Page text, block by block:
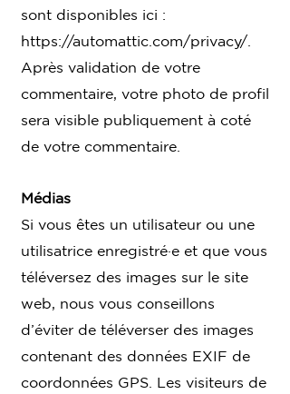
sont disponibles ici :
https://automattic.com/privacy/.
Après validation de votre
commentaire, votre photo de profil
sera visible publiquement à coté
de votre commentaire.
Médias
Si vous êtes un utilisateur ou une
utilisatrice enregistré·e et que vous
téléversez des images sur le site
web, nous vous conseillons
d’éviter de téléverser des images
contenant des données EXIF de
coordonnées GPS. Les visiteurs de